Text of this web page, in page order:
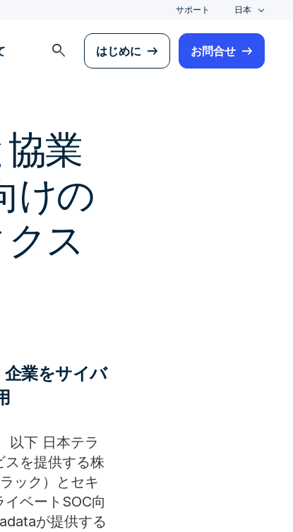
サポート 日本
search はじめに お問合せ
業
けの
ス
業をサイバ
以下 日本テラ
スを提供する株
ック）とセキ
ベートSOC向
が提供する